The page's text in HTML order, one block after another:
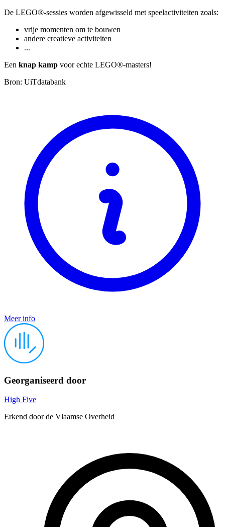
De LEGO®-sessies worden afgewisseld met speelactiviteiten zoals:
vrije momenten om te bouwen
andere creatieve activiteiten
...
Een knap kamp voor echte LEGO®-masters!
Bron: UiTdatabank
Meer info
Georganiseerd door
High Five
Erkend door de Vlaamse Overheid